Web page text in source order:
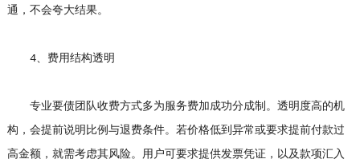
通，不会夸大结果。
4、费用结构透明
专业要债团队收费方式多为服务费加成功分成制。透明度高的机
构，会提前说明比例与退费条件。若价格低到异常或要求提前付款过
高金额，就需考虑其风险。用户可要求提供发票凭证，以及款项汇入